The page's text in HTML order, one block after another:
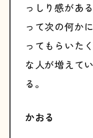
っしり感があ
って次の何か
ってもらいた
な人が増えて
る。
かおる